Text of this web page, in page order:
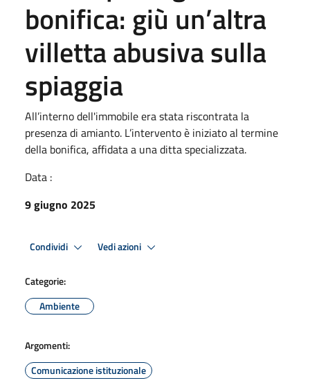
bonifica: giù un’altra
villetta abusiva sulla
spiaggia
All’interno dell'immobile era stata riscontrata la
presenza di amianto. L’intervento è iniziato al termine
della bonifica, affidata a una ditta specializzata.
Data :
9 giugno 2025
Condividi Vedi azioni
Categorie:
Ambiente
Argomenti:
Comunicazione istituzionale